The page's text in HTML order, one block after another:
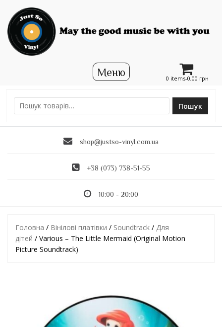
0 items-0,00 грн
Ш
Пошук
shop@justso-vinyl.com.ua
+38 (073) 738-51-55
10:00 - 20:00
Головна / Вінілові платівки / Soundtrack / Для
дітей / Various – The Little Mermaid (Original Motion
Picture Soundtrack)